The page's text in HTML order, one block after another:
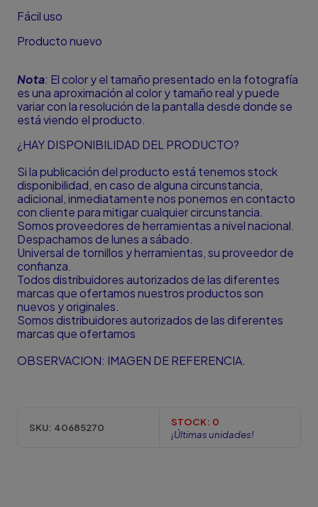
Fácil uso
Producto nuevo
Nota: El color y el tamaño presentado en la fotografía
es una aproximación al color y tamaño real y puede
variar con la resolución de la pantalla desde donde se
está viendo el producto.
¿HAY DISPONIBILIDAD DEL PRODUCTO?
Si la publicación del producto está tenemos stock
disponibilidad, en caso de alguna circunstancia,
adicional, inmediatamente nos ponemos en contacto
con cliente para mitigar cualquier circunstancia.
Somos proveedores de herramientas a nivel nacional.
Despachamos de lunes a sábado.
Universal de tornillos y herramientas, su proveedor de
confianza.
Todos distribuidores autorizados de las diferentes
marcas que ofertamos nuestros productos son
nuevos y originales.
Somos distribuidores autorizados de las diferentes
marcas que ofertamos
OBSERVACION: IMAGEN DE REFERENCIA.
SKU: 40685270 STOCK: 0
¡Últimas unidades!